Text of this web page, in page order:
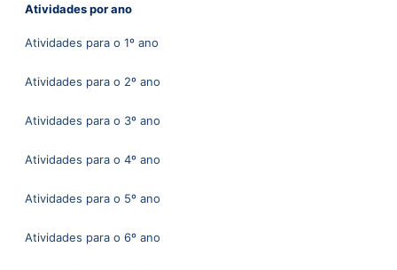
Atividades por ano
Atividades para o 1º ano
Atividades para o 2º ano
Atividades para o 3º ano
Atividades para o 4º ano
Atividades para o 5º ano
Atividades para o 6º ano